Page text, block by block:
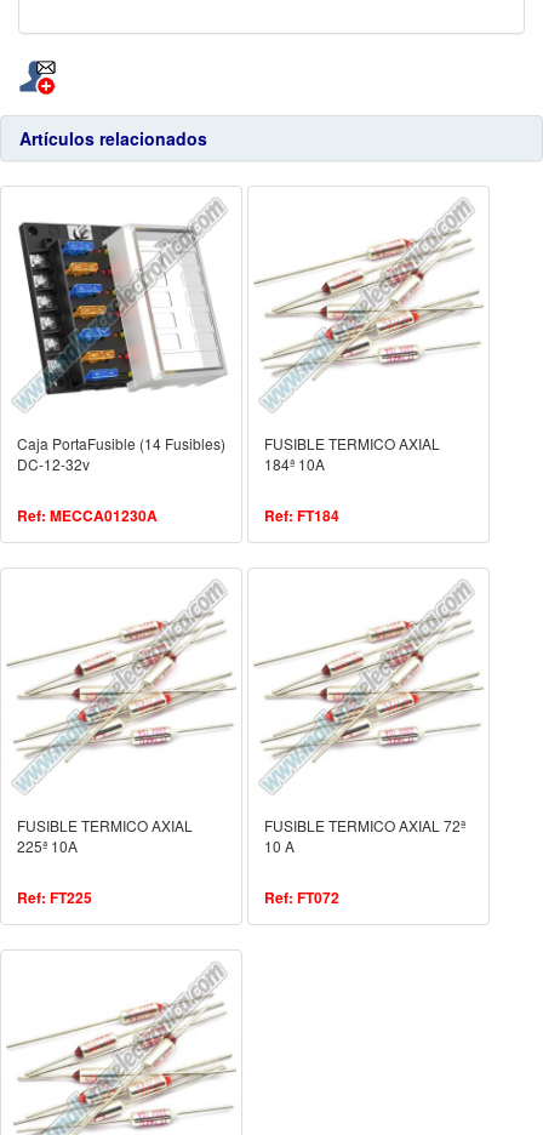
Artículos relacionados
Caja PortaFusible (14 Fusibles)
DC-12-32v
Ref: MECCA01230A
FUSIBLE TERMICO AXIAL
184ª 10A
Ref: FT184
FUSIBLE TERMICO AXIAL
225ª 10A
Ref: FT225
FUSIBLE TERMICO AXIAL 72ª
10 A
Ref: FT072